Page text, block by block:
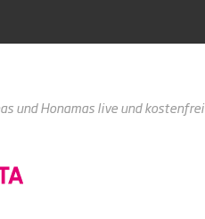
und Honamas live und kostenfrei